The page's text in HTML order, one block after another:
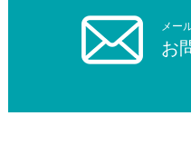
メー
お